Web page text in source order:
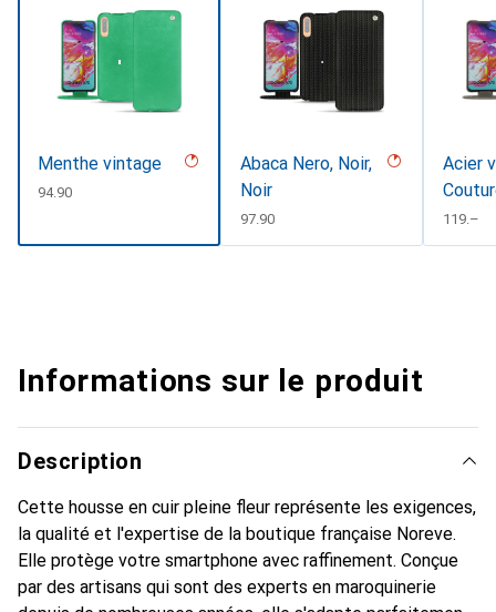
Menthe vintage
CHF
94.90
Abaca Nero, Noir,
Noir
CHF
97.90
Acier
CHF
119.–
Informations sur le produit
Description
Cette housse en cuir pleine fleur représente les exigences,
la qualité et l'expertise de la boutique française Noreve.
Elle protège votre smartphone avec raffinement. Conçue
par des artisans qui sont des experts en maroquinerie